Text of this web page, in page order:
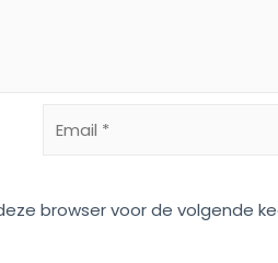
browser voor de volgende